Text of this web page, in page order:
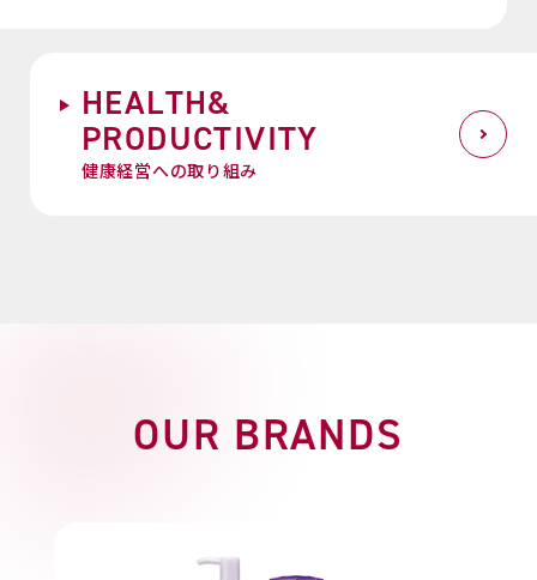
HEALTH&
PRODUCTIVITY
健康経営への取り組み
OUR BRANDS